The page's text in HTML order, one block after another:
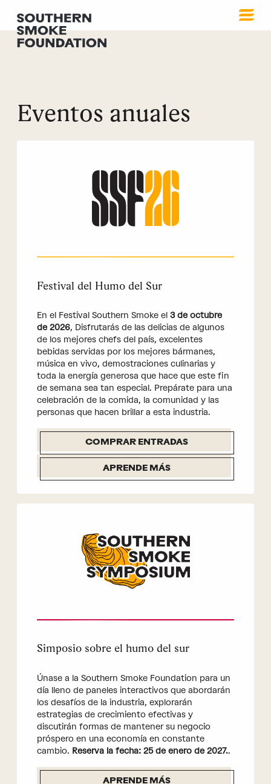
Eventos anuales
Festival del Humo del Sur
En el Festival Southern Smoke el 3 de octubre
de 2026, Disfrutarás de las delicias de algunos
de los mejores chefs del país, excelentes
bebidas servidas por los mejores bármanes,
música en vivo, demostraciones culinarias y
toda la energía generosa que hace que este fin
de semana sea tan especial. Prepárate para una
celebración de la comida, la comunidad y las
personas que hacen brillar a esta industria.
COMPRAR ENTRADAS
APRENDE MÁS
Simposio sobre el humo del sur
Únase a la Southern Smoke Foundation para un
día lleno de paneles interactivos que abordarán
los desafíos de la industria, explorarán
estrategias de crecimiento efectivas y
discutirán formas de mantener su negocio
próspero en una economía en constante
cambio. Reserva la fecha: 25 de enero de 2027..
APRENDE MÁS